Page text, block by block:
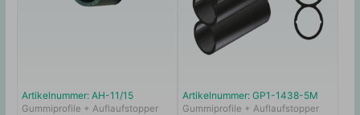
Artikelnummer: AH-11/15
Gummiprofile + Auflaufstopper
Artikelnummer: GP1-1438-5M
Gummiprofile + Auflaufstopper